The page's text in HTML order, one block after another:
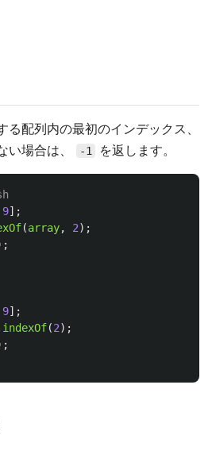
配列内の最初のインデックス、
い場合は、
-1 を返します。
9];
(array, 2);
9];
indexOf(2);